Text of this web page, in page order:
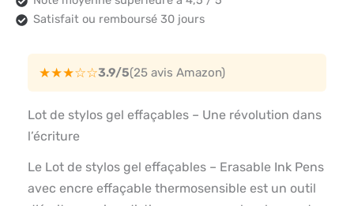
Satisfait ou remboursé 30 jours
★★★☆☆3.9/5(25 avis Amazon)
Lot de stylos gel effaçables – Une révolution dans
l’écriture
Le Lot de stylos gel effaçables – Erasable Ink Pens
avec encre effaçable thermosensible est un outil